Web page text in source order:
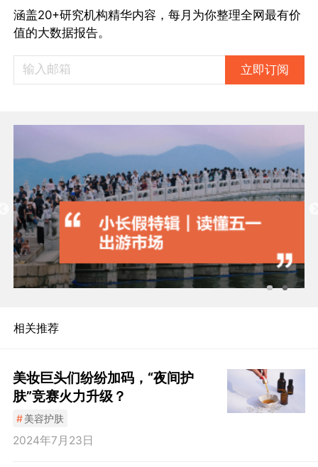
涵盖20+研究机构精华内容，每月为你整理全网最有价
值的大数据报告。
立即订阅
相关推荐
美妆巨头们纷纷加码，“夜间护
肤”竞赛火力升级？
#美容护肤
2024年7月23日